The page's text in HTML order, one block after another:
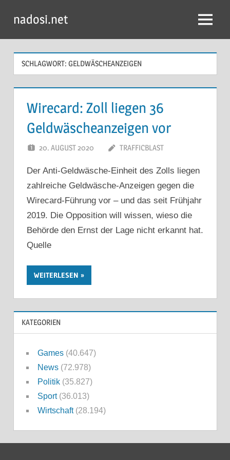
Inhalt
springen
nadosi.net Menü
SCHLAGWORT: GELDWÄSCHEANZEIGEN
Wirecard: Zoll liegen 36
Geldwäscheanzeigen vor
20. AUGUST 2020 TRAFFICBLAST
Der Anti-Geldwäsche-Einheit des Zolls liegen
zahlreiche Geldwäsche-Anzeigen gegen die
Wirecard-Führung vor – und das seit Frühjahr
2019. Die Opposition will wissen, wieso die
Behörde den Ernst der Lage nicht erkannt hat.
Quelle
WEITERLESEN
KATEGORIEN
Games(40.647)
News(72.978)
Politik(35.827)
Sport(36.013)
Wirtschaft(28.194)